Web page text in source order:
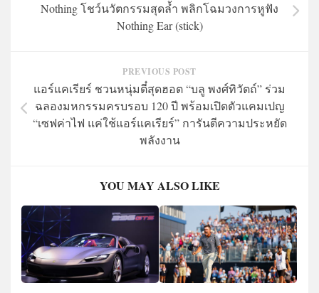
Nothing โชว์นวัตกรรมสุดล้ำ พลิกโฉมวงการหูฟัง
Nothing Ear (stick)
PREVIOUS POST
แอร์แคเรียร์ ชวนหนุ่มตี๋สุดฮอต “บลู พงศ์ทิวัตถ์” ร่วม
ฉลองมหกรรมครบรอบ 120 ปี พร้อมเปิดตัวแคมเปญ
“เซฟค่าไฟ แค่ใช้แอร์แคเรียร์” การันตีความประหยัด
พลังงาน
YOU MAY ALSO LIKE